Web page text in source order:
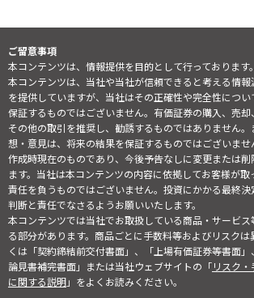
ご留意事項
本コンテンツは、情報提供を目的として行っております。
本コンテンツは、当社や当社が信頼できると考える情
を提供していますが、当社はその正確性や完全性につ
保証するものではございません。有価証券の購入、売却
その他の取引を推奨し、勧誘するものではありません
想・意見は、将来の結果を保証するものではございま
作成時現在のものであり、今後予告なしに変更または
ます。当社は本コンテンツの内容に依拠してお客様が
責任を負うものではございません。投資にかかる最終
判断と責任でなさるようお願いいたします。
本コンテンツでは当社でお取扱している商品・サービ
る部分があります。商品ごとに手数料等およびリスク
くは「契約締結前交付書面」、「上場有価証券等書面
論見書補完書面」または当社ウェブサイトの「リスク
に関する説明」をよくお読みください。